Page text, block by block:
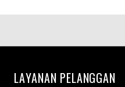
LAYANAN PELANGGAN